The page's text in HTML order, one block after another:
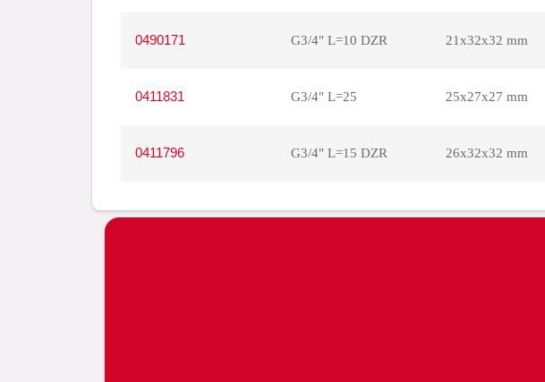
0490171 G3/4" L=10 DZR 21x32x32 mm
0411831 G3/4" L=25 25x27x27 mm
0411796 G3/4" L=15 DZR 26x32x32 mm